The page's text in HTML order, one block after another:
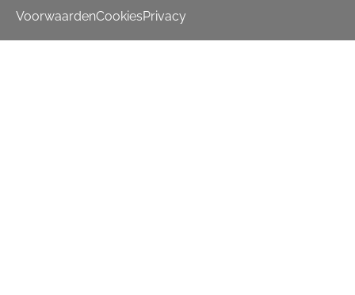
VoorwaardenCookiesPrivacy